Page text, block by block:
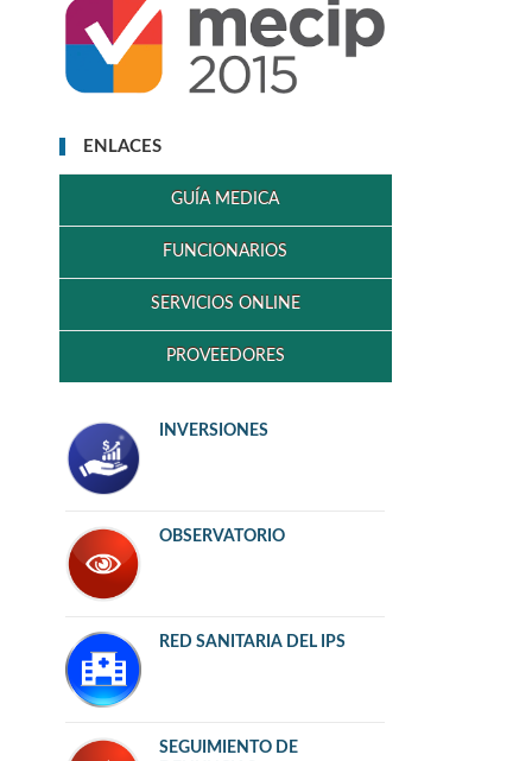
ENLACES
GUÍA MEDICA
FUNCIONARIOS
SERVICIOS ONLINE
PROVEEDORES
INVERSIONES
OBSERVATORIO
RED SANITARIA DEL IPS
SEGUIMIENTO DE